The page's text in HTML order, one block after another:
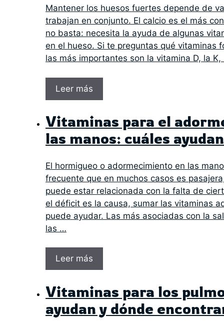
Mantener los huesos fuertes depende de
trabajan en conjunto. El calcio es el más
no basta: necesita la ayuda de algunas
en el hueso. Si te preguntas qué vitaminas
las más importantes son la vitamina D, la
Leer más
Vitaminas para el
las manos: cuáles ayudan
El hormigueo o adormecimiento en las
frecuente que en muchos casos es
puede estar relacionada con la falta de
el déficit es la causa, sumar las vitaminas
puede ayudar. Las más asociadas con la
las …
Leer más
Vitaminas para los
ayudan y dónde